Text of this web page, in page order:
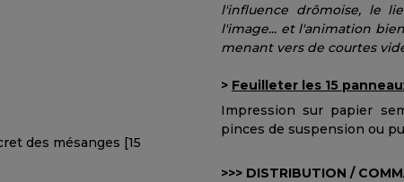
l'influence drômoise, le
l'image... et l'animation
menant vers de courtes
> Feuilleter les 15
Impression sur papier
pinces de suspension ou
>>> DISTRIBUTION /